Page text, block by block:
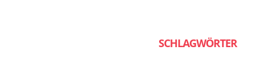
SCHLAGWÖRTER